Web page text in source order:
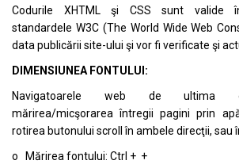
Codurile XHTML şi CSS sunt valide
standardele W3C (The World Wide Web
data publicării site-ului şi vor fi verificate şi
DIMENSIUNEA FONTULUI:
Navigatoarele web de ultima
mărirea/micşorarea întregii pagini prin
rotirea butonului scroll în ambele direcţii, sau
o Mărirea fontului: Ctrl + +